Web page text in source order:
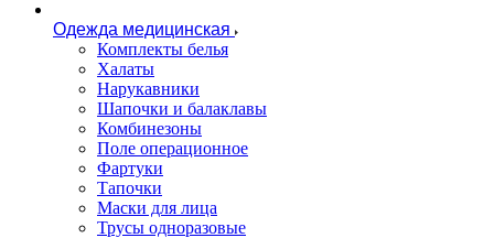
Одежда медицинская
Комплекты белья
Халаты
Нарукавники
Шапочки и балаклавы
Комбинезоны
Поле операционное
Фартуки
Тапочки
Маски для лица
Трусы одноразовые